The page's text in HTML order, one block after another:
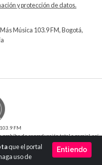
que el portal
uso de
Entiendo
y protección de datos.
Música 103.9 FM, Bogotá,
FM
prohíbe de reproducción total o parcial, así
la autorización escrita del titular.
SilverIT